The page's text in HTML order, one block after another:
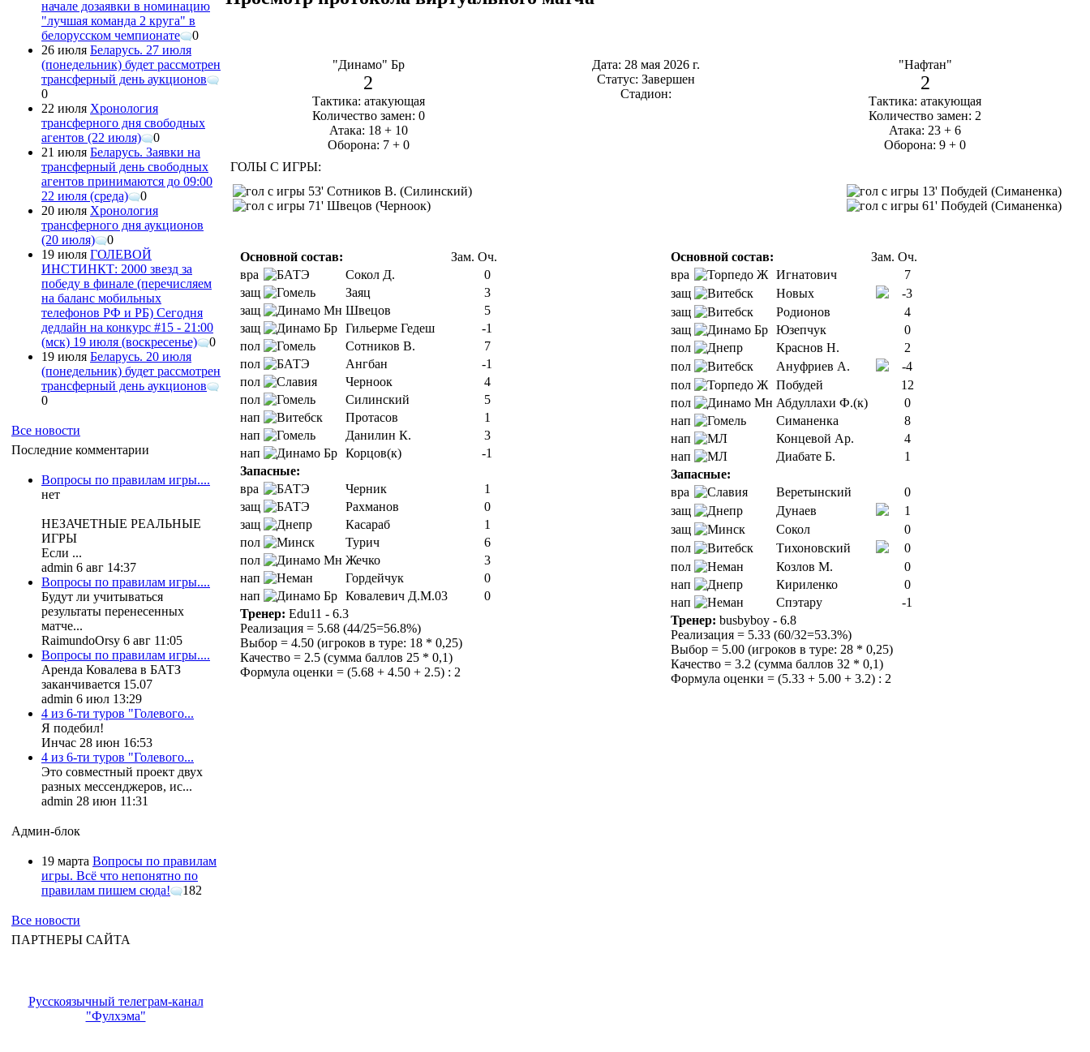
начале дозаявки в номинацию
"лучшая команда 2 круга" в
белорусском чемпионате
0
26 июля Беларусь. 27 июля
(понедельник) будет рассмотрен
трансферный день аукционов
0
22 июля Хронология
трансферного дня свободных
агентов (22 июля)
0
21 июля Беларусь. Заявки на
трансферный день свободных
агентов принимаются до 09:00
22 июля (среда)
0
20 июля Хронология
трансферного дня аукционов
(20 июля)
0
19 июля ГОЛЕВОЙ
ИНСТИНКТ: 2000 звезд за
победу в финале (перечисляем
на баланс мобильных
телефонов РФ и РБ) Сегодня
дедлайн на конкурс #15 - 21:00
(мск) 19 июля (воскресенье)
0
19 июля Беларусь. 20 июля
(понедельник) будет рассмотрен
трансферный день аукционов
0
Все новости
Последние комментарии
Вопросы по правилам игры....
нет
НЕЗАЧЕТНЫЕ РЕАЛЬНЫЕ
ИГРЫ
Если ...
admin 6 авг 14:37
Вопросы по правилам игры....
Будут ли учитываться
результаты перенесенных
матче...
RaimundoOrsy 6 авг 11:05
Вопросы по правилам игры....
Аренда Ковалева в БАТЗ
заканчивается 15.07
admin 6 июл 13:29
4 из 6-ти туров "Голевого...
Я подебил!
Инчас 28 июн 16:53
4 из 6-ти туров "Голевого...
Это совместный проект двух
разных мессенджеров, ис...
admin 28 июн 11:31
Админ-блок
19 марта Вопросы по правилам
игры. Всё что непонятно по
правилам пишем сюда!
182
Все новости
ПАРТНЕРЫ САЙТА
Русскоязычный телеграм-канал
"Фулхэма"
"Динамо" Бр
2
Тактика: атакующая
Количество замен: 0
Атака: 18 + 10
Оборона: 7 + 0
Дата: 28 мая 2026 г.
Статус: Завершен
Стадион:
"Нафтан"
2
Тактика: атакующая
Количество замен: 2
Атака: 23 + 6
Оборона: 9 + 0
ГОЛЫ С ИГРЫ:
53' Сотников В. (Силинский)
71' Швецов (Черноок)
13' Побудей (Симаненка)
61' Побудей (Симаненка)
Основной состав: Зам. Оч.
вра
Сокол Д.
0
защ
Заяц
3
защ
Швецов
5
защ
Гильерме Гедеш
-1
пол
Сотников В.
7
пол
Ангбан
-1
пол
Черноок
4
пол
Силинский
5
нап
Протасов
1
нап
Данилин К.
3
нап
Корцов(к)
-1
Запасные:
вра
Черник
1
защ
Рахманов
0
защ
Касараб
1
пол
Турич
6
пол
Жечко
3
нап
Гордейчук
0
нап
Ковалевич Д.М.03
0
Тренер: Edu11 - 6.3
Реализация = 5.68 (44/25=56.8%)
Выбор = 4.50 (игроков в туре: 18 * 0,25)
Качество = 2.5 (сумма баллов 25 * 0,1)
Формула оценки = (5.68 + 4.50 + 2.5) : 2
Основной состав: Зам. Оч.
вра
Игнатович
7
защ
Новых
-3
защ
Родионов
4
защ
Юзепчук
0
пол
Краснов Н.
2
пол
Ануфриев А.
-4
пол
Побудей
12
пол
Абдуллахи Ф.(к)
0
нап
Симаненка
8
нап
Концевой Ар.
4
нап
Диабате Б.
1
Запасные:
вра
Веретынский
0
защ
Дунаев
1
защ
Сокол
0
пол
Тихоновский
0
пол
Козлов М.
0
нап
Кириленко
0
нап
Спэтару
-1
Тренер: busbyboy - 6.8
Реализация = 5.33 (60/32=53.3%)
Выбор = 5.00 (игроков в туре: 28 * 0,25)
Качество = 3.2 (сумма баллов 32 * 0,1)
Формула оценки = (5.33 + 5.00 + 3.2) : 2